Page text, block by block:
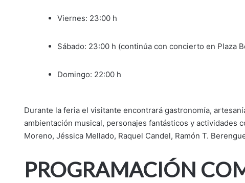
Viernes: 23:00 h
Sábado: 23:00 h (continúa con concierto en Plaza
Domingo: 22:00 h
Durante la feria el visitante encontrará gastronomía,
ambientación musical, personajes fantásticos y actividades
Moreno, Jéssica Mellado, Raquel Candel, Ramón T.
PROGRAMACIÓN